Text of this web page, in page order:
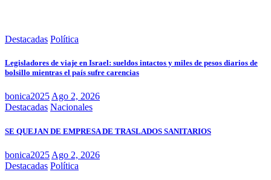
Destacadas Política
Legisladores de viaje en Israel: sueldos intactos y miles de pesos diarios de
bolsillo mientras el país sufre carencias
bonica2025 Ago 2, 2026
Destacadas Nacionales
SE QUEJAN DE EMPRESA DE TRASLADOS SANITARIOS
bonica2025 Ago 2, 2026
Destacadas Política